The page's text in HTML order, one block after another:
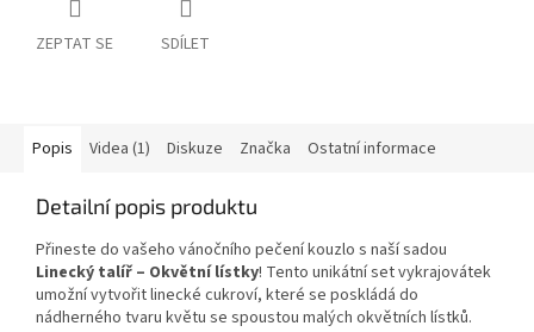
ZEPTAT SE SDÍLET
Popis Videa (1) Diskuze Značka Ostatní informace
Detailní popis produktu
Přineste do vašeho vánočního pečení kouzlo s naší sadou
Linecký talíř – Okvětní lístky! Tento unikátní set vykrajovátek
umožní vytvořit linecké cukroví, které se poskládá do
nádherného tvaru květu se spoustou malých okvětních lístků.